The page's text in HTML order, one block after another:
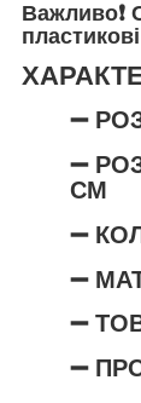
Важливо❗️
➖
➖
СМ
➖
➖
➖
➖